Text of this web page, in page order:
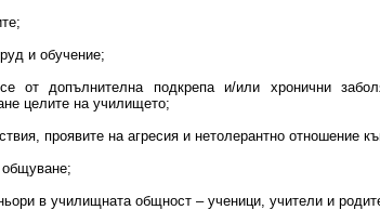
и обучение;
от допълнителна подкрепа и/или хронични
целите на училището;
проявите на агресия и нетолерантно отношение
общуване;
в училищната общност – ученици, учители и